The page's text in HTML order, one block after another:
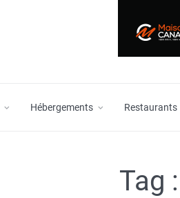
Hébergements Restaurants
Tag :